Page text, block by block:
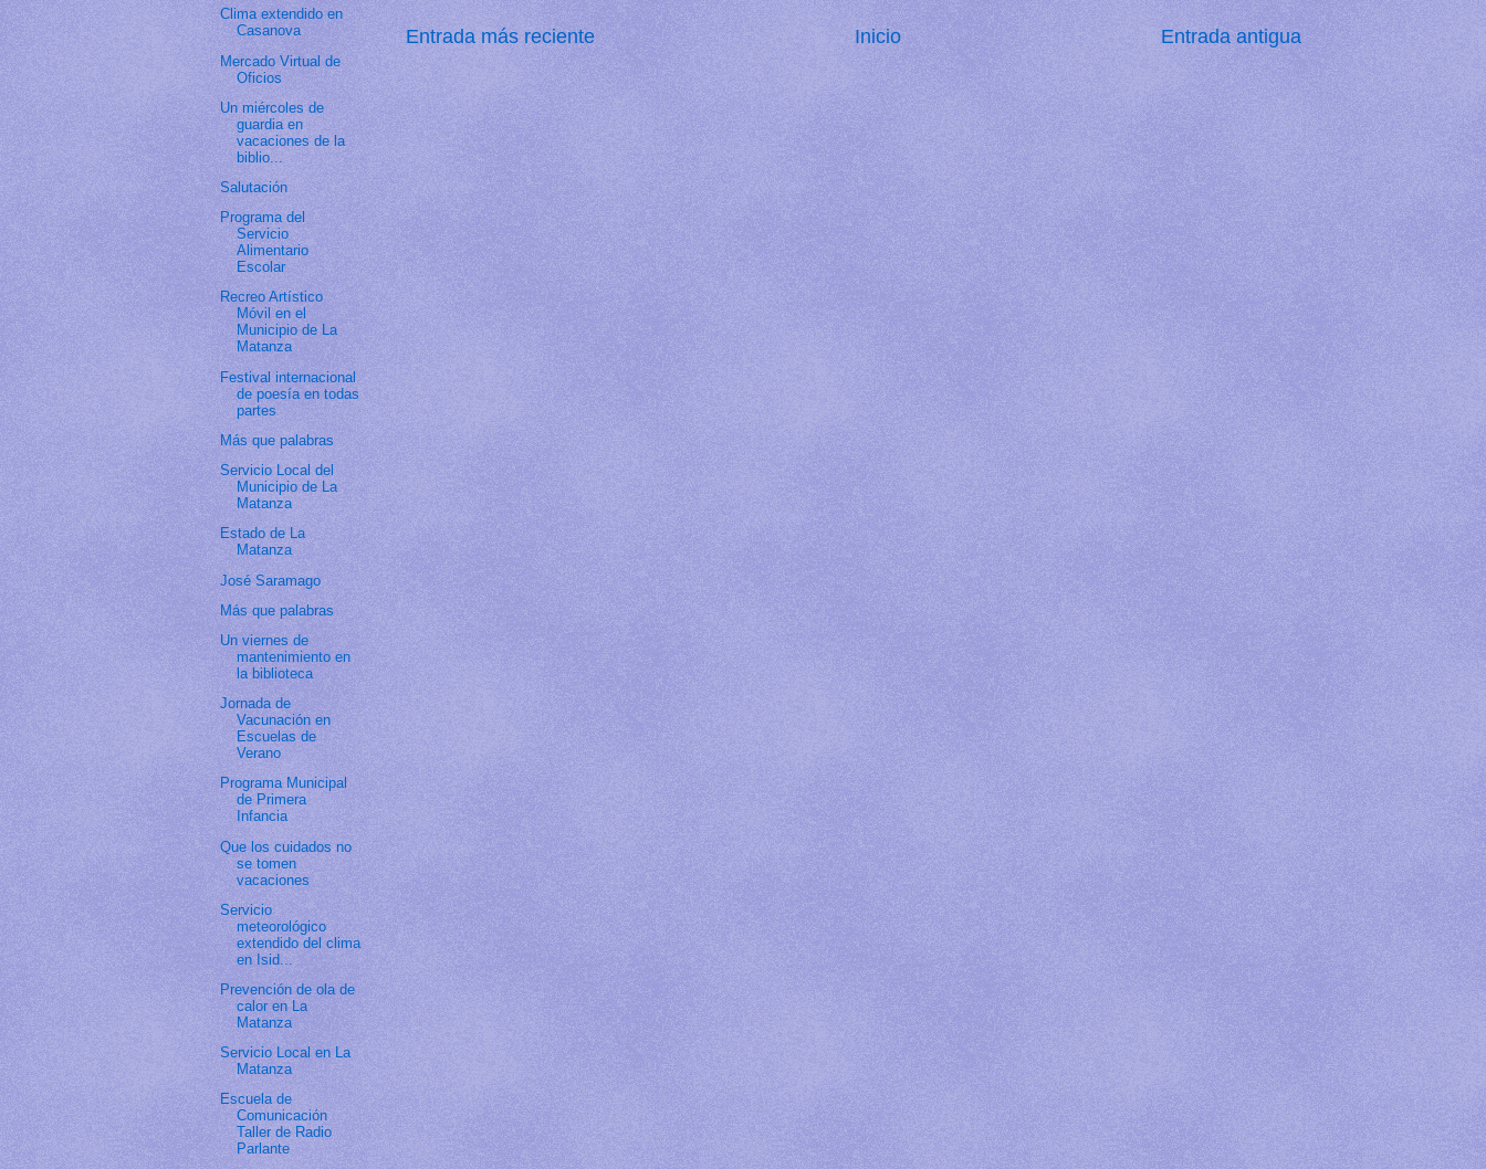
Entrada más reciente Entrada antigua
Inicio
Clima extendido en
Casanova
Mercado Virtual de
Oficios
Un miércoles de
guardia en
vacaciones de la
biblio...
Salutación
Programa del
Servicio
Alimentario
Escolar
Recreo Artístico
Móvil en el
Municipio de La
Matanza
Festival internacional
de poesía en todas
partes
Más que palabras
Servicio Local del
Municipio de La
Matanza
Estado de La
Matanza
José Saramago
Más que palabras
Un viernes de
mantenimiento en
la biblioteca
Jornada de
Vacunación en
Escuelas de
Verano
Programa Municipal
de Primera
Infancia
Que los cuidados no
se tomen
vacaciones
Servicio
meteorológico
extendido del clima
en Isid...
Prevención de ola de
calor en La
Matanza
Servicio Local en La
Matanza
Escuela de
Comunicación
Taller de Radio
Parlante